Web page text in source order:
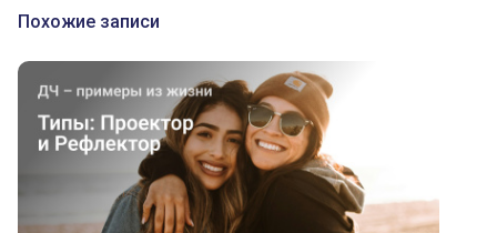
Похожие записи